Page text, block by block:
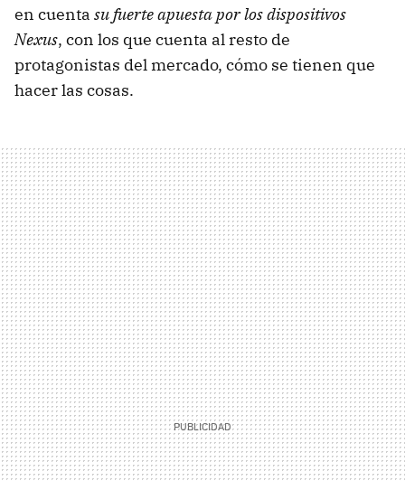
en cuenta su fuerte apuesta por los dispositivos
Nexus, con los que cuenta al resto de
protagonistas del mercado, cómo se tienen que
hacer las cosas.